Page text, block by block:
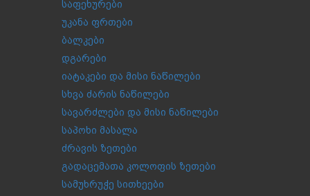
საფეხურები
უკანა ფრთები
ბალკები
დგარები
იატაკები და მისი ნაწილები
სხვა ძარის ნაწილები
სავარძლები და მისი ნაწილები
საპოხი მასალა
ძრავის ზეთები
გადაცემათა კოლოფის ზეთები
სამუხრუჭე სითხეები